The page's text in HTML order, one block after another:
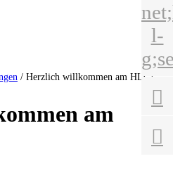
/ Herzlich willkommen am HLG!
am
l-

